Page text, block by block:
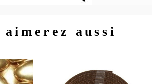
aimerez aussi